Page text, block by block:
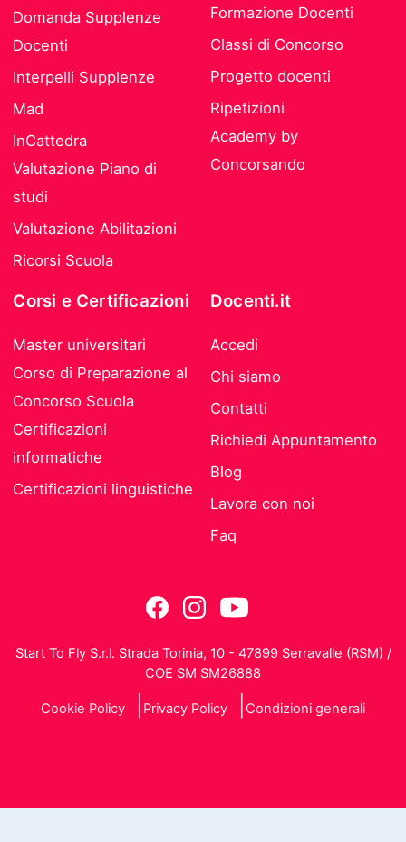
Domanda Supplenze
Docenti
Interpelli Supplenze
Mad
InCattedra
Valutazione Piano di
studi
Valutazione Abilitazioni
Ricorsi Scuola
Formazione Docenti
Classi di Concorso
Progetto docenti
Ripetizioni
Academy by
Concorsando
Corsi e Certificazioni
Master universitari
Corso di Preparazione al
Concorso Scuola
Certificazioni
informatiche
Certificazioni linguistiche
Docenti.it
Accedi
Chi siamo
Contatti
Richiedi Appuntamento
Blog
Lavora con noi
Faq
Start To Fly S.r.l. Strada Torinia, 10 - 47899 Serravalle (RSM) /
COE SM SM26888
Cookie Policy Privacy Policy Condizioni generali